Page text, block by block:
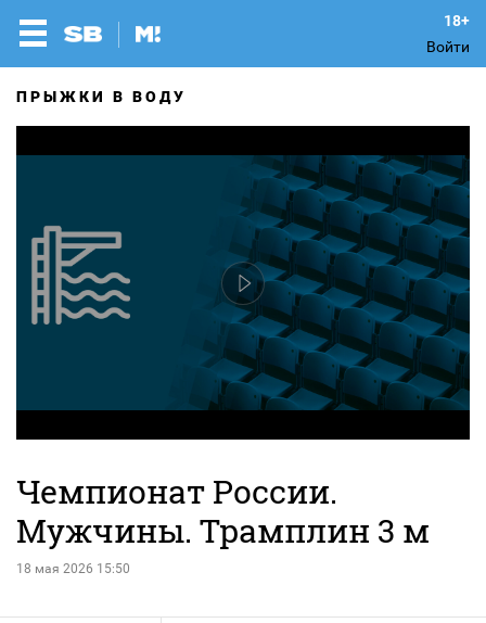
Войти
ПРЫЖКИ В ВОДУ
Чемпионат России.
Мужчины. Трамплин 3 м
18 мая 2026 15:50